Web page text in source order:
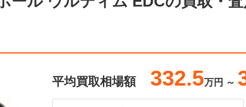
平均買取相場額 332.5万円 ～